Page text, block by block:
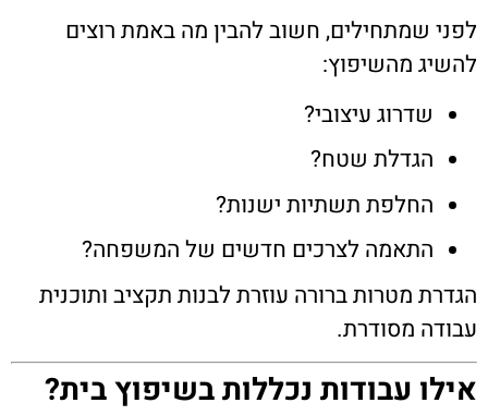
לפני שמתחילים, חשוב להבין מה באמת רוצים
להשיג מהשיפוץ:
שדרוג עיצובי?
הגדלת שטח?
החלפת תשתיות ישנות?
התאמה לצרכים חדשים של המשפחה?
הגדרת מטרות ברורה עוזרת לבנות תקציב ותוכנית
עבודה מסודרת.
אילו עבודות נכללות בשיפוץ בית?